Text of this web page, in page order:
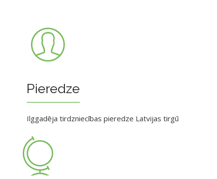
Pieredze
Ilggadēja tirdzniecības pieredze Latvijas tirgū